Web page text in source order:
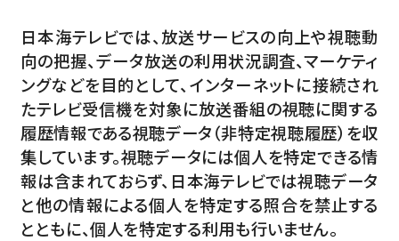
日本海テレビでは、放送サービスの向上や視聴動
向の把握、データ放送の利用状況調査、マーケティ
ングなどを目的として、インターネットに接続され
たテレビ受信機を対象に放送番組の視聴に関する
履歴情報である視聴データ（非特定視聴履歴）を収
集しています。視聴データには個人を特定できる情
報は含まれておらず、日本海テレビでは視聴データ
と他の情報による個人を特定する照合を禁止する
とともに、個人を特定する利用も行いません。